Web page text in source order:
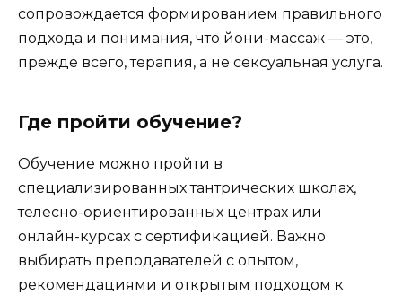
сопровождается формированием правильного
подхода и понимания, что йони-массаж — это,
прежде всего, терапия, а не сексуальная услуга.
Где пройти обучение?
Обучение можно пройти в
специализированных тантрических школах,
телесно-ориентированных центрах или
онлайн-курсах с сертификацией. Важно
выбирать преподавателей с опытом,
рекомендациями и открытым подходом к